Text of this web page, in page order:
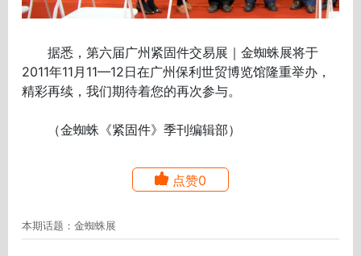
据悉，第六届广州紧固件交易展｜金蜘蛛展将于
2011年11月11—12日在广州保利世贸博览馆隆重举办，
精彩再续，我们期待着您的再次参与。
（金蜘蛛《紧固件》季刊编辑部）
点赞0
本期话题：金蜘蛛展